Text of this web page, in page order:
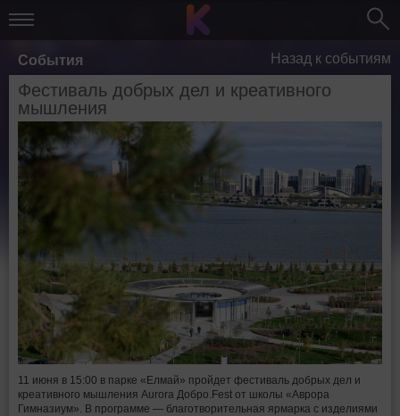
События Назад к событиям
Фестиваль добрых дел и креативного
мышления
11 июня в 15:00 в парке «Елмай» пройдет фестиваль добрых дел и
креативного мышления Aurora Добро.Fest от школы «Аврора
Гимназиум». В программе — благотворительная ярмарка с изделиями